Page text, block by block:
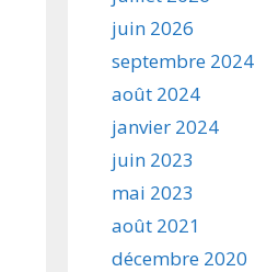
juin 2026
septembre 2024
août 2024
janvier 2024
juin 2023
mai 2023
août 2021
décembre 2020